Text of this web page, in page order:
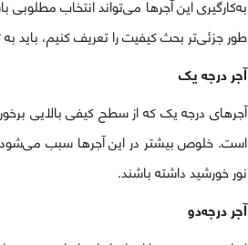
به‌کارگیری این آجرها می‌تواند انتخاب مطلوبی
طور جزئی‌تر بحث کیفیت را تعریف کنیم، باید به ۳ درجه کیفی برای این آجرها توجه کرد. در ادامه این درجات کیفی مورد بررسی قرار گرفته‌اند:
آجر درجه یک
آجرهای درجه یک که از سطح کیفی بالایی
است. خلوص بیشتر در این آجرها سبب می‌شود
نور خورشید داشته باشند.
آجر درجه‌دو